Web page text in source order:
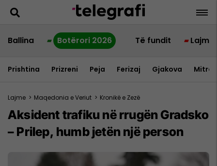
Ballina Botërori 2026 Të fundit Lajme
Prishtina Prizreni Peja Ferizaj Gjakova
Lajme > Maqedonia e Veriut > Kronikë e Zezë
Aksident trafiku në rrugën Gradsko
– Prilep, humb jetën një person